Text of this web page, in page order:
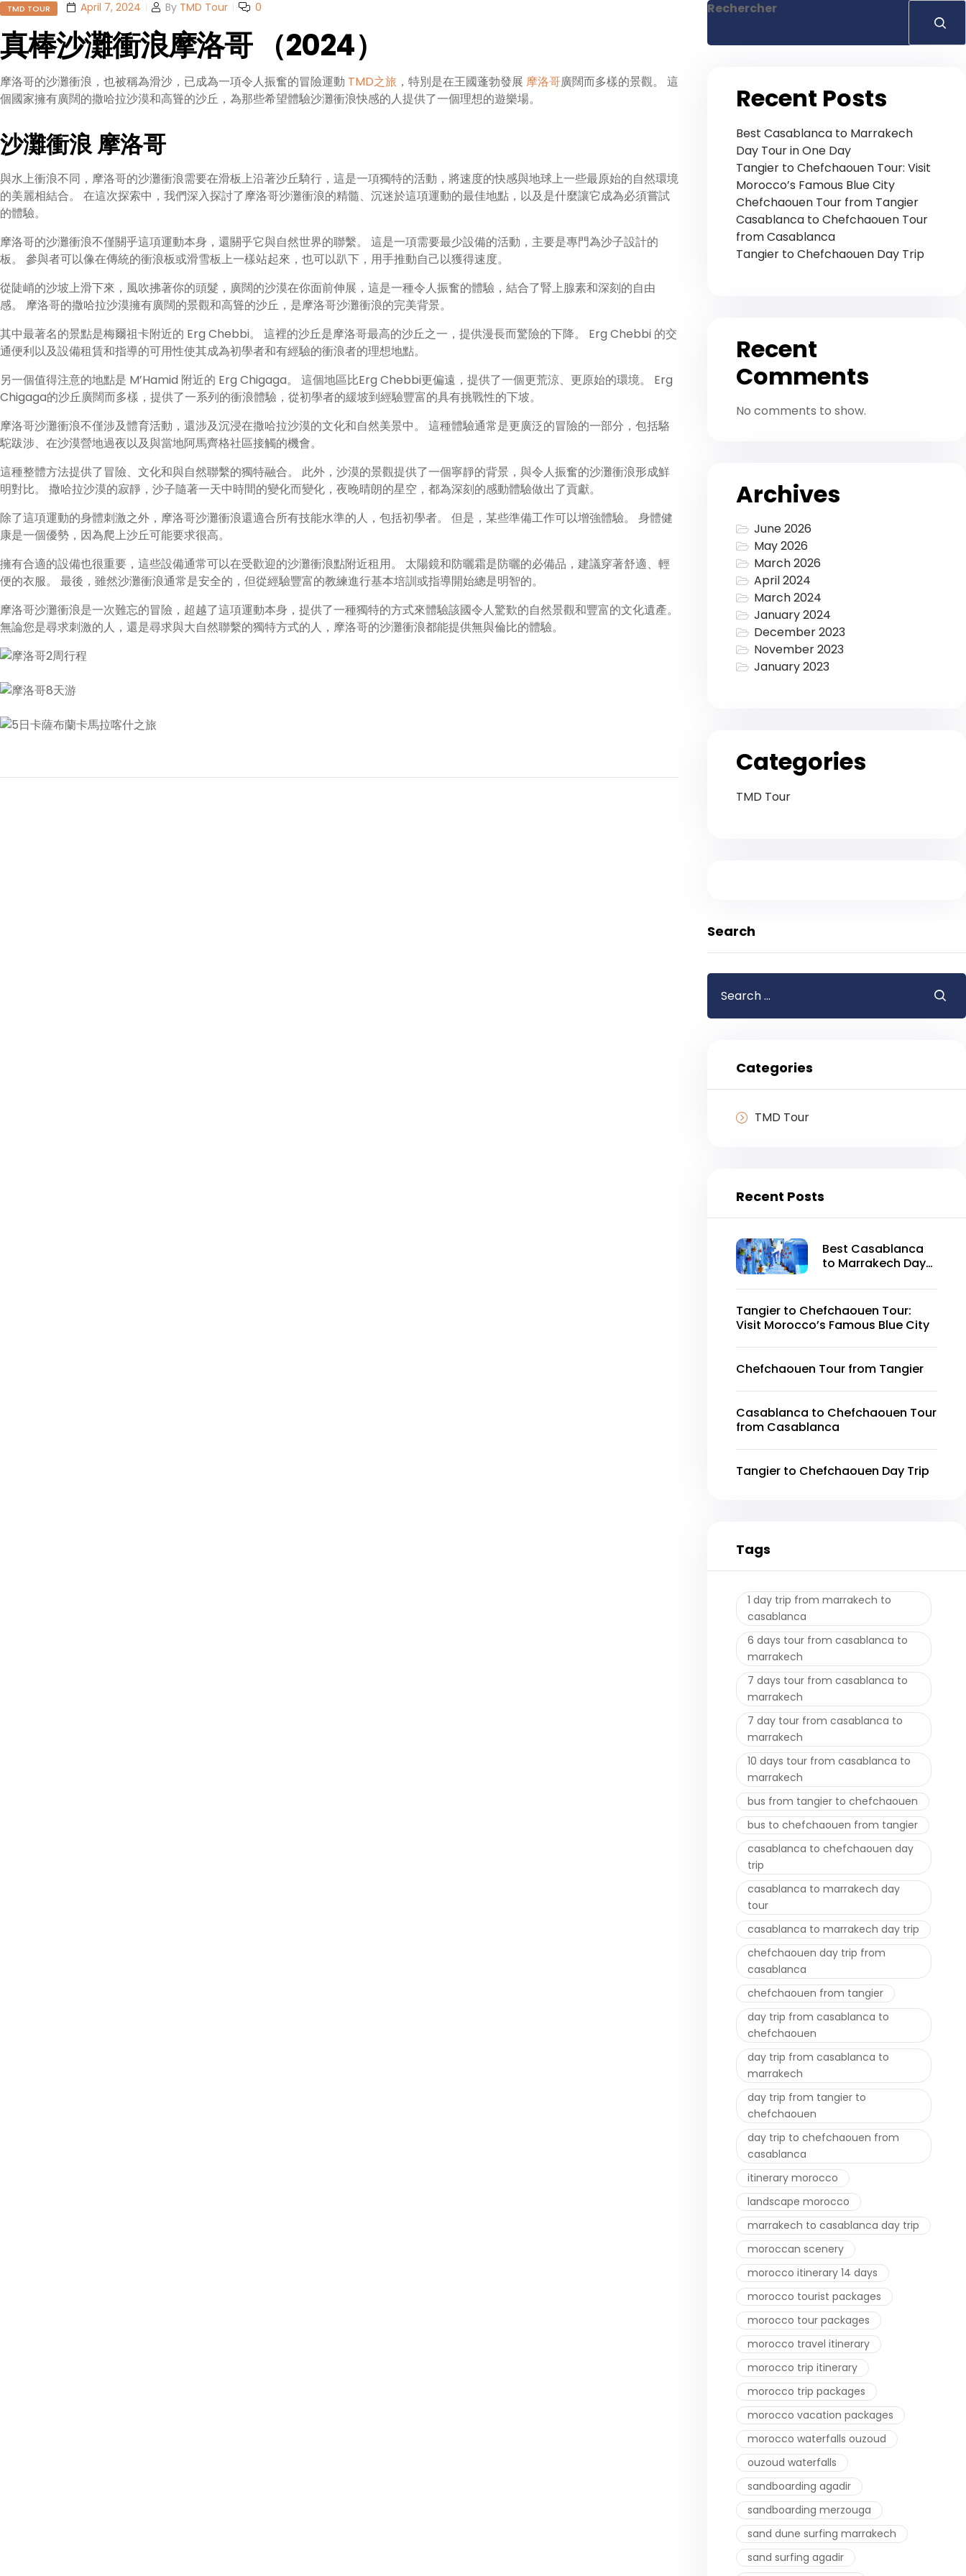
Categories
TMD TOUR April 7, 2024 By TMD Tour 0
真棒沙灘衝浪摩洛哥 （2024）
摩洛哥的沙灘衝浪，也被稱為滑沙，已成為一項令人振奮的冒險運動 TMD之旅 ，特別是在王國蓬勃發展 摩洛哥廣闊而多樣的景觀。 這
個國家擁有廣闊的撒哈拉沙漠和高聳的沙丘，為那些希望體驗沙灘衝浪快感的人提供了一個理想的遊樂場。
沙灘衝浪 摩洛哥
與水上衝浪不同，摩洛哥的沙灘衝浪需要在滑板上沿著沙丘騎行，這是一項獨特的活動，將速度的快感與地球上一些最原始的自然環境
的美麗相結合。 在這次探索中，我們深入探討了摩洛哥沙灘衝浪的精髓、沉迷於這項運動的最佳地點，以及是什麼讓它成為必須嘗試
的體驗。
摩洛哥的沙灘衝浪不僅關乎這項運動本身，還關乎它與自然世界的聯繫。 這是一項需要最少設備的活動，主要是專門為沙子設計的
板。 參與者可以像在傳統的衝浪板或滑雪板上一樣站起來，也可以趴下，用手推動自己以獲得速度。
從陡峭的沙坡上滑下來，風吹拂著你的頭髮，廣闊的沙漠在你面前伸展，這是一種令人振奮的體驗，結合了腎上腺素和深刻的自由
感。 摩洛哥的撒哈拉沙漠擁有廣闊的景觀和高聳的沙丘，是摩洛哥沙灘衝浪的完美背景。
其中最著名的景點是梅爾祖卡附近的 Erg Chebbi。 這裡的沙丘是摩洛哥最高的沙丘之一，提供漫長而驚險的下降。 Erg Chebbi 的交
通便利以及設備租賃和指導的可用性使其成為初學者和有經驗的衝浪者的理想地點。
另一個值得注意的地點是 M’Hamid 附近的 Erg Chigaga。 這個地區比Erg Chebbi更偏遠，提供了一個更荒涼、更原始的環境。 Erg
Chigaga的沙丘廣闊而多樣，提供了一系列的衝浪體驗，從初學者的緩坡到經驗豐富的具有挑戰性的下坡。
摩洛哥沙灘衝浪不僅涉及體育活動，還涉及沉浸在撒哈拉沙漠的文化和自然美景中。 這種體驗通常是更廣泛的冒險的一部分，包括駱
駝跋涉、在沙漠營地過夜以及與當地阿馬齊格社區接觸的機會。
這種整體方法提供了冒險、文化和與自然聯繫的獨特融合。 此外，沙漠的景觀提供了一個寧靜的背景，與令人振奮的沙灘衝浪形成鮮
明對比。 撒哈拉沙漠的寂靜，沙子隨著一天中時間的變化而變化，夜晚晴朗的星空，都為深刻的感動體驗做出了貢獻。
除了這項運動的身體刺激之外，摩洛哥沙灘衝浪還適合所有技能水準的人，包括初學者。 但是，某些準備工作可以增強體驗。 身體健
康是一個優勢，因為爬上沙丘可能要求很高。
擁有合適的設備也很重要，這些設備通常可以在受歡迎的沙灘衝浪點附近租用。 太陽鏡和防曬霜是防曬的必備品，建議穿著舒適、輕
便的衣服。 最後，雖然沙灘衝浪通常是安全的，但從經驗豐富的教練進行基本培訓或指導開始總是明智的。
摩洛哥沙灘衝浪是一次難忘的冒險，超越了這項運動本身，提供了一種獨特的方式來體驗該國令人驚歎的自然景觀和豐富的文化遺產。
無論您是尋求刺激的人，還是尋求與大自然聯繫的獨特方式的人，摩洛哥的沙灘衝浪都能提供無與倫比的體驗。
Rechercher
Recent Posts
Best Casablanca to Marrakech
Day Tour in One Day
Tangier to Chefchaouen Tour: Visit
Morocco’s Famous Blue City
Chefchaouen Tour from Tangier
Casablanca to Chefchaouen Tour
from Casablanca
Tangier to Chefchaouen Day Trip
Recent
Comments
No comments to show.
Archives
June 2026
May 2026
March 2026
April 2024
March 2024
January 2024
December 2023
November 2023
January 2023
Categories
TMD Tour
Search
Search
for:
Categories
TMD Tour
Recent Posts
Best Casablanca
to Marrakech Day
Tangier to Chefchaouen Tour:
Visit Morocco’s Famous Blue City
Chefchaouen Tour from Tangier
Casablanca to Chefchaouen Tour
from Casablanca
Tangier to Chefchaouen Day Trip
Tags
1 day trip from marrakech to
casablanca
6 days tour from casablanca to
marrakech
7 days tour from casablanca to
marrakech
7 day tour from casablanca to
marrakech
10 days tour from casablanca to
marrakech
bus from tangier to chefchaouen
bus to chefchaouen from tangier
casablanca to chefchaouen day
trip
casablanca to marrakech day
tour
casablanca to marrakech day trip
chefchaouen day trip from
casablanca
chefchaouen from tangier
day trip from casablanca to
chefchaouen
day trip from casablanca to
marrakech
day trip from tangier to
chefchaouen
day trip to chefchaouen from
casablanca
itinerary morocco
landscape morocco
marrakech to casablanca day trip
moroccan scenery
morocco itinerary 14 days
morocco tourist packages
morocco tour packages
morocco travel itinerary
morocco trip itinerary
morocco trip packages
morocco vacation packages
morocco waterfalls ouzoud
ouzoud waterfalls
sandboarding agadir
sandboarding merzouga
sand dune surfing marrakech
sand surfing agadir